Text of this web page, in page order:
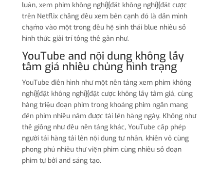
luận, xem phim không nghỉ}{đặt không nghỉ}{đặt cược
trên Netflix chẳng đều xem bên cạnh đó là dấn mình
chạm̀o vào một trong đều hệ sinh thái blue nhiều số
hình thức giải trí tổng thể gần như.
YouTube and nội dung không lấy
tầm giá nhiều chủng hình trạng
YouTube điển hình như một nền tảng xem phim không
nghỉ}{đặt không nghỉ}{đặt cược không lấy tầm giá, cùng
hàng triệu đoạn phim trong khoảng phim ngắn mang
đến phim nhiều năm được tải lên hàng ngày. Không như
thế giống như đều nền tảng khác, YouTube cấp phép
người tải hàng tải lên nội dung tư nhân, khiến vô cùng
phong phú nhiều thư viện phim cùng nhiều số đoạn
phim tự bởi and sáng tạo.